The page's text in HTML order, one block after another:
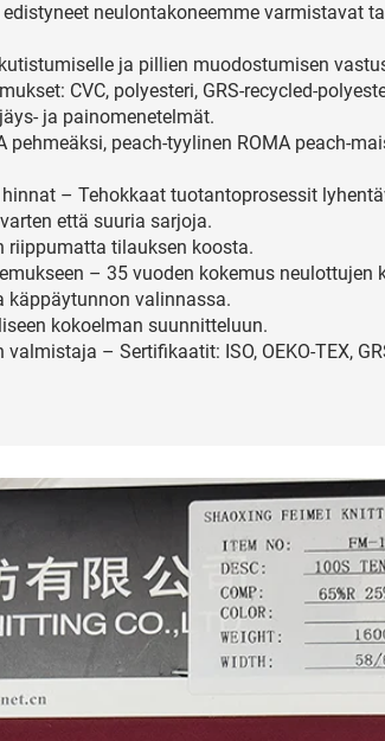
neulontakoneemme varmistavat
ja pillien muodostumisen
CVC, polyesteri, GRS-recycled-
ja painomenetelmät.
peach-tyylinen ROMA peach-
– Tehokkaat tuotantoprosessit
että suuria sarjoja.
riippumatta tilauksen koosta.
– 35 vuoden kokemus neulottujen
käppäytunnon valinnassa.
kokoelman suunnitteluun.
– Sertifikaatit: ISO, OEKO-TEX,